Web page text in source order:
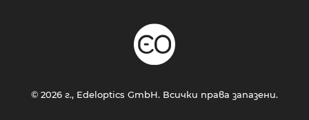
© 2026 г., Edeloptics GmbH. Всички права запазени.